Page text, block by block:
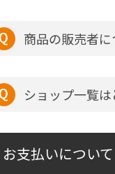
商品の販売者に
ショップ一覧
お支払いについて